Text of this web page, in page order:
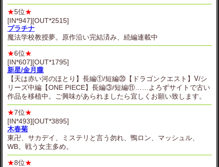
★5位★
[IN*947][OUT*2515]
プラチナ
魔法学校教授夢。原作沿い完結済み、続編連載中
★6位★
[IN*607][OUT*1795]
新星/金月朧
【天は赤い河のほとり】長編①/短編⑳【ドラゴンクエスト】Ⅴ/シ
リーズ中編【ONE PIECE】長編③/短編⑪……よろずサイトで古い
作品を移植中。ご興味があられましたら宜しくお願い致します。
★7位★
[IN*493][OUT*3895]
木春菊
東卍、サカデイ、ミステリと言う勿れ、鴨ロン、マッシュル、
WB。戦う女主多め。
★8位★